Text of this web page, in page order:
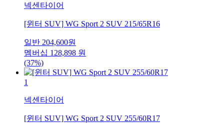
넥센타이어
[윈터 SUV] WG Sport 2 SUV 215/65R16
일반 204,600원
멤버십 128,898 원
(37%)
1
넥센타이어
[윈터 SUV] WG Sport 2 SUV 255/60R17